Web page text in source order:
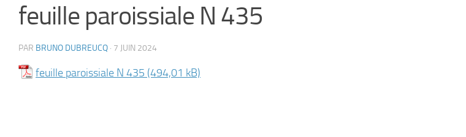
feuille paroissiale N 435
PAR BRUNO DUBREUCQ · 7 JUIN 2024
feuille paroissiale N 435